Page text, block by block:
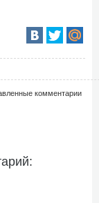
комментарии